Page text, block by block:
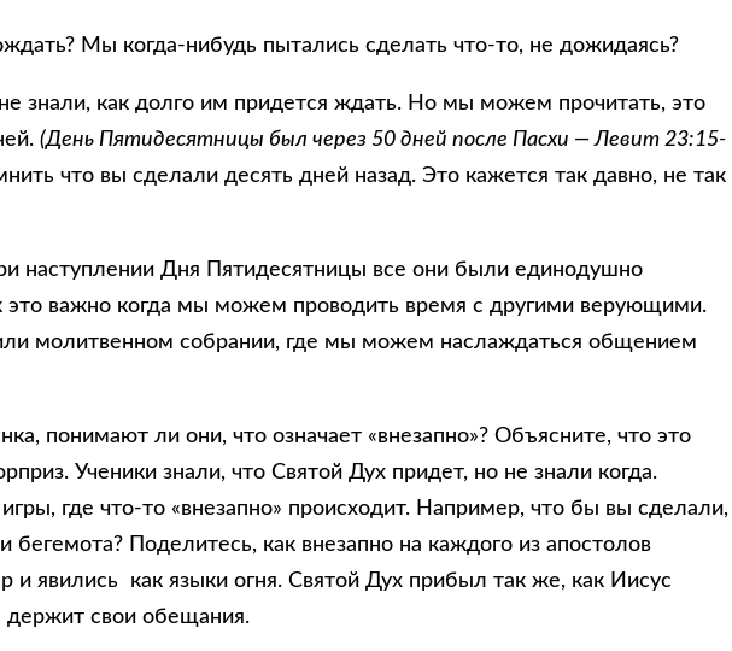
Мы когда-нибудь пытались сделать что-то, не дожидаясь?
знали, как долго им придется ждать. Но мы можем прочитать, это
(День Пятидесятницы был через 50 дней после Пасхи — Левит 23:15-
что вы сделали десять дней назад. Это кажется так давно, не так
наступлении Дня Пятидесятницы все они были единодушно
это важно когда мы можем проводить время с другими верующими.
молитвенном собрании, где мы можем наслаждаться общением
понимают ли они, что означает «внезапно»? Объясните, что это
Ученики знали, что Святой Дух придет, но не знали когда.
где что-то «внезапно» происходит. Например, что бы вы сделали,
бегемота? Поделитесь, как внезапно на каждого из апостолов
явились как языки огня. Святой Дух прибыл так же, как Иисус
держит свои обещания.